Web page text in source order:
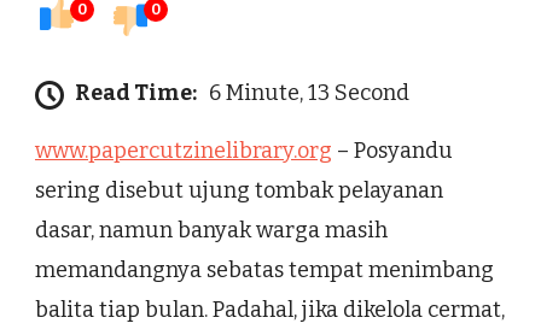
0 0
Read Time: 6 Minute, 13 Second
www.papercutzinelibrary.org – Posyandu
sering disebut ujung tombak pelayanan
dasar, namun banyak warga masih
memandangnya sebatas tempat menimbang
balita tiap bulan. Padahal, jika dikelola cermat,